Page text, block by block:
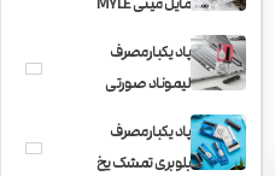
Mini Peach
پاد یکبارمصرف
لیموناد صورتی
MYLE Mini Pink
Lemonade
پاد یکبارمصرف
بلوبری تمشک یخ